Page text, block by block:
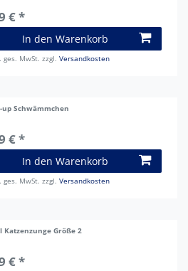
€ *
In den Warenkorb
ges. MwSt. zzgl.Versandkosten
up Schwämmchen
€ *
In den Warenkorb
ges. MwSt. zzgl.Versandkosten
Katzenzunge Größe 2
€ *